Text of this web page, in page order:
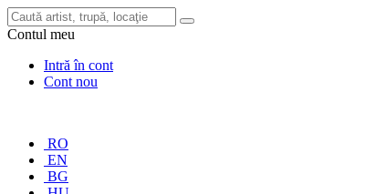
Contul meu
Intră în cont
Cont nou
RO
EN
BG